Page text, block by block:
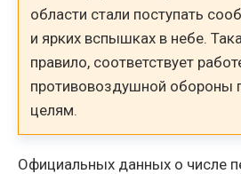
области стали поступать
и ярких вспышках в небе.
правило, соответствует
противовоздушной
целям.
Официальных данных о числе